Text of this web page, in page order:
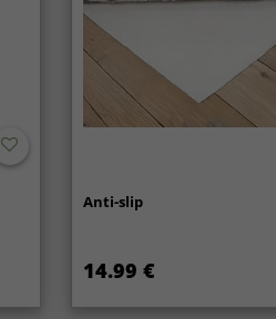
Anti-slip
14.99 €